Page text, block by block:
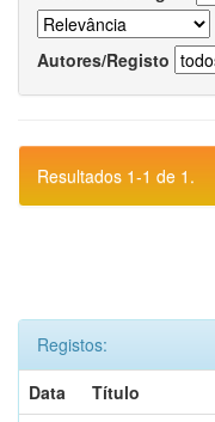
Autores/Registo
Resultados 1-1 de 1.
Registos:
Data
Título